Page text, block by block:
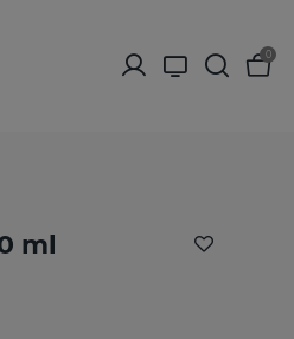
0
ml